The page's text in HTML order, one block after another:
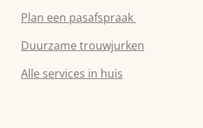
Plan een pasafspraak
Duurzame trouwjurken
Alle services in huis